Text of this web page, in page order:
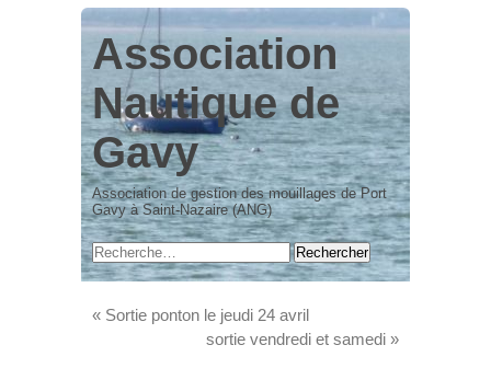
Association
Nautique de
Gavy
Association de gestion des mouillages de Port
Gavy à Saint-Nazaire (ANG)
« Sortie ponton le jeudi 24 avril
sortie vendredi et samedi »